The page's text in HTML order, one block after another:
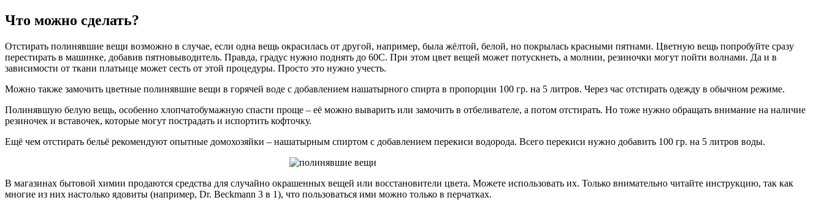
Что можно сделать?
Отстирать полинявшие вещи возможно в случае, если одна вещь окрасилась от другой, например, была жёлтой, белой, но покрылась красными пятнами. Цветную вещь попробуйте сразу
перестирать в машинке, добавив пятновыводитель. Правда, градус нужно поднять до 60С. При этом цвет вещей может потускнеть, а молнии, резиночки могут пойти волнами. Да и в
зависимости от ткани платьице может сесть от этой процедуры. Просто это нужно учесть.
Можно также замочить цветные полинявшие вещи в горячей воде с добавлением нашатырного спирта в пропорции 100 гр. на 5 литров. Через час отстирать одежду в обычном режиме.
Полинявшую белую вещь, особенно хлопчатобумажную спасти проще – её можно выварить или замочить в отбеливателе, а потом отстирать. Но тоже нужно обращать внимание на наличие
резиночек и вставочек, которые могут пострадать и испортить кофточку.
Ещё чем отстирать бельё рекомендуют опытные домохозяйки – нашатырным спиртом с добавлением перекиси водорода. Всего перекиси нужно добавить 100 гр. на 5 литров воды.
В магазинах бытовой химии продаются средства для случайно окрашенных вещей или восстановители цвета. Можете использовать их. Только внимательно читайте инструкцию, так как
многие из них настолько ядовиты (например, Dr. Beckmann 3 в 1), что пользоваться ими можно только в перчатках.